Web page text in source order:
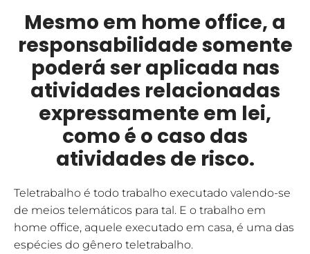
Mesmo em home office, a
responsabilidade somente
poderá ser aplicada nas
atividades relacionadas
expressamente em lei,
como é o caso das
atividades de risco.
Teletrabalho é todo trabalho executado valendo-se
de meios telemáticos para tal. E o trabalho em
home office, aquele executado em casa, é uma das
espécies do gênero teletrabalho.